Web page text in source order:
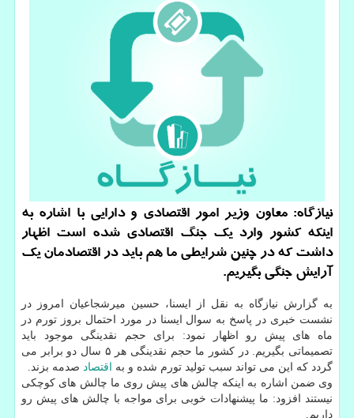
نیازگاه: معاون وزیر امور اقتصادی و دارایی با اشاره به
اینكه كشور وارد یك جنگ اقتصادی شده است اظهار
داشت كه در چنین شرایطی ما هم باید در اقتصادمان یك
آرایش جنگی بگیریم.
به گزارش نیازگاه به نقل از ایسنا، حسین میرشجاعیان امروز در
نشست خبری در پاسخ به سوال ایسنا در مورد احتمال بروز تورم در
ماه های پیش رو اظهار نمود: برای حجم نقدینگی موجود باید
تصمیماتی بگیریم. در كشور ما حجم نقدینگی هر ۵ سال دو برابر می
گردد كه این می تواند سبب تولید تورم شده و به
اقتصاد صدمه بزند.
وی ضمن اشاره به اینكه چالش های پیش روی ما چالش های كوچكی
نیستند افزود: ما پیشنهادات خوبی برای مواجه با چالش های پیش رو
داریم.